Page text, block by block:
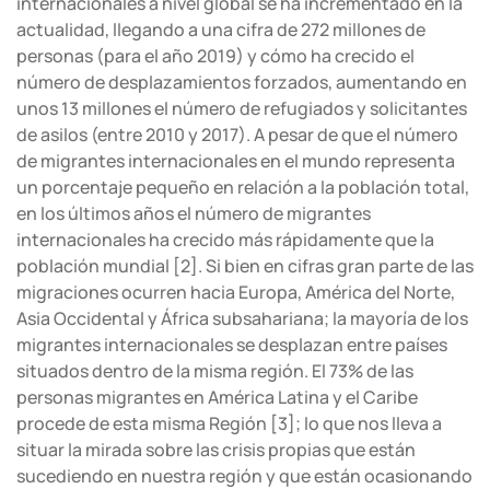
actualidad, llegando a una cifra de 272 millones de
personas (para el año 2019) y cómo ha crecido el
número de desplazamientos forzados, aumentando en
unos 13 millones el número de refugiados y solicitantes
de asilos (entre 2010 y 2017). A pesar de que el número
de migrantes internacionales en el mundo representa
un porcentaje pequeño en relación a la población total,
en los últimos años el número de migrantes
internacionales ha crecido más rápidamente que la
población mundial [2]. Si bien en cifras gran parte de las
migraciones ocurren hacia Europa, América del Norte,
Asia Occidental y África subsahariana; la mayoría de los
migrantes internacionales se desplazan entre países
situados dentro de la misma región. El 73% de las
personas migrantes en América Latina y el Caribe
procede de esta misma Región [3]; lo que nos lleva a
situar la mirada sobre las crisis propias que están
sucediendo en nuestra región y que están ocasionando